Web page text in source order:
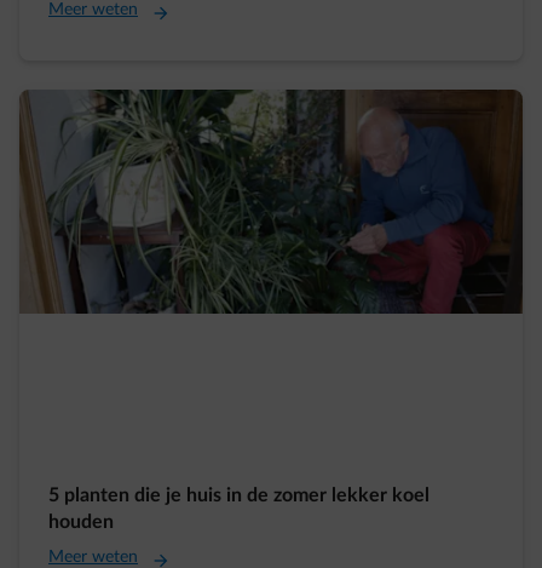
Meer weten
5 planten die je huis in de zomer lekker koel
houden
Meer weten